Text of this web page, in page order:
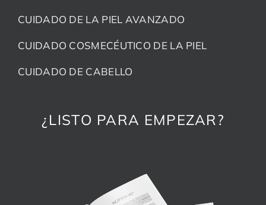
CUIDADO DE LA PIEL AVANZADO
CUIDADO COSMECÉUTICO DE LA PIEL
CUIDADO DE CABELLO
¿LISTO PARA EMPEZAR?